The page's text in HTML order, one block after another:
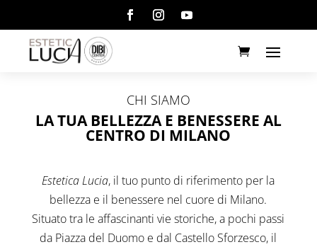
CHI SIAMO
LA TUA BELLEZZA E BENESSERE AL
CENTRO DI MILANO
Estetica Lucia, il tuo punto di riferimento per la
bellezza e il benessere nel cuore di Milano.
Situato tra le affascinanti vie storiche, a pochi passi
da Piazza del Duomo e dal Castello Sforzesco, il